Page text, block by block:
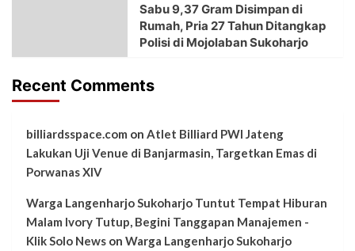
Sabu 9,37 Gram Disimpan di
Rumah, Pria 27 Tahun Ditangkap
Polisi di Mojolaban Sukoharjo
Recent Comments
billiardsspace.com on Atlet Billiard PWI Jateng
Lakukan Uji Venue di Banjarmasin, Targetkan Emas di
Porwanas XIV
Warga Langenharjo Sukoharjo Tuntut Tempat Hiburan
Malam Ivory Tutup, Begini Tanggapan Manajemen -
Klik Solo News on Warga Langenharjo Sukoharjo